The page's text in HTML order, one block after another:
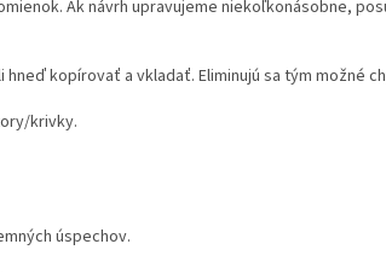
Ak návrh upravujeme niekoľkonásobne,
kopírovať a vkladať. Eliminujú sa tým možné
krivky.
úspechov.